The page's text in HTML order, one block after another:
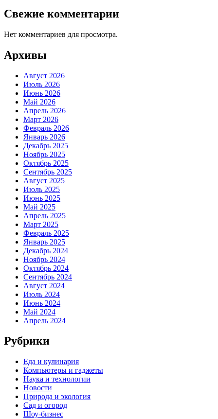
Свежие комментарии
Нет комментариев для просмотра.
Архивы
Август 2026
Июль 2026
Июнь 2026
Май 2026
Апрель 2026
Март 2026
Февраль 2026
Январь 2026
Декабрь 2025
Ноябрь 2025
Октябрь 2025
Сентябрь 2025
Август 2025
Июль 2025
Июнь 2025
Май 2025
Апрель 2025
Март 2025
Февраль 2025
Январь 2025
Декабрь 2024
Ноябрь 2024
Октябрь 2024
Сентябрь 2024
Август 2024
Июль 2024
Июнь 2024
Май 2024
Апрель 2024
Рубрики
Еда и кулинария
Компьютеры и гаджеты
Наука и технологии
Новости
Природа и экология
Сад и огород
Шоу-бизнес